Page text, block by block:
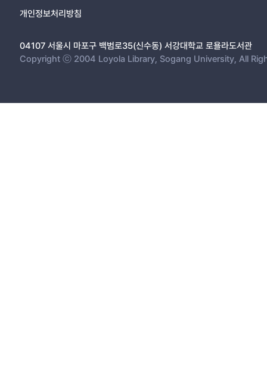
개인정보처리방침
04107 서울시 마포구 백범로35(신수동) 서강대학교 로욜라도서관
Copyright ⓒ 2004 Loyola Library, Sogang University, All